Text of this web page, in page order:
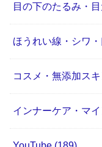
目の下のたるみ・
ほうれい線・シワ
コスメ・無添加ス
インナーケア・マ